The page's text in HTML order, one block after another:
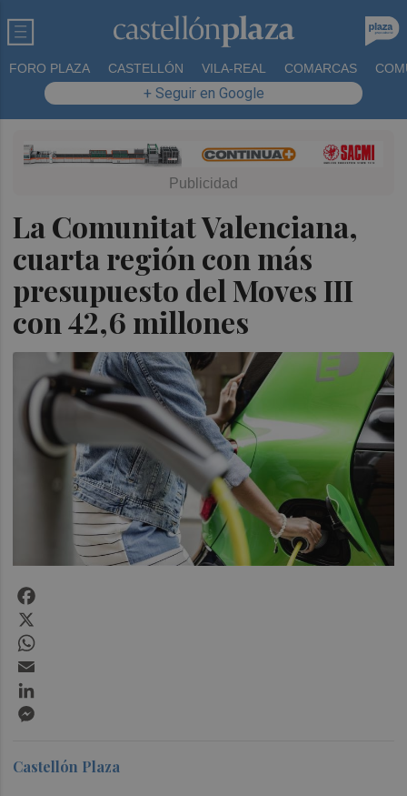
FORO PLAZA CASTELLÓN VILA-REAL COMARCAS
+ Seguir en Google
La Comunitat Valenciana,
cuarta región con más
presupuesto del Moves III
con 42,6 millones
Castellón Plaza